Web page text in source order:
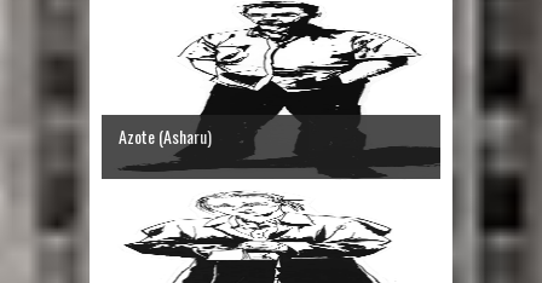
Azote (Asharu)